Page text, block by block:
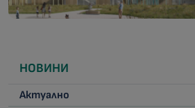
НОВИНИ
Актуално